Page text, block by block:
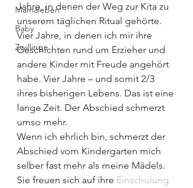
Mamaleben
Baby
Zwillinge
Jahre, in denen der Weg zur Kita zu
unserem täglichen Ritual gehörte.
Vier Jahre, in denen ich mir ihre
Geschichten rund um Erzieher und
andere Kinder mit Freude angehört
habe. Vier Jahre – und somit 2/3
ihres bisherigen Lebens. Das ist eine
lange Zeit. Der Abschied schmerzt
umso mehr.
Wenn ich ehrlich bin, schmerzt der
Abschied vom Kindergarten mich
selber fast mehr als meine Mädels.
Sie freuen sich auf ihre Einschulung